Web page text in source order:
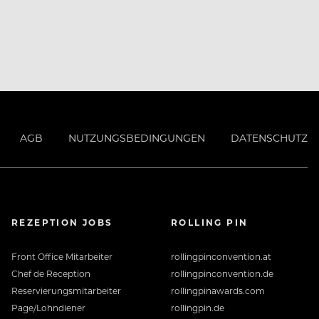
AGB NUTZUNGSBEDINGUNGEN DATENSCHUTZ
REZEPTION JOBS
Front Office Mitarbeiter
Chef de Reception
Reservierungsmitarbeiter
Page/Lohndiener
ROLLING PIN
rollingpinconvention.at
rollingpinconvention.de
rollingpinawards.com
rollingpin.de